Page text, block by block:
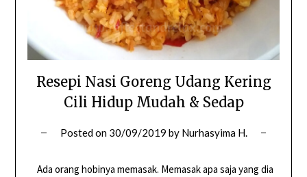
Resepi Nasi Goreng Udang Kering
Cili Hidup Mudah & Sedap
Posted on 30/09/2019 by Nurhasyima H.
Ada orang hobinya memasak. Memasak apa saja yang dia